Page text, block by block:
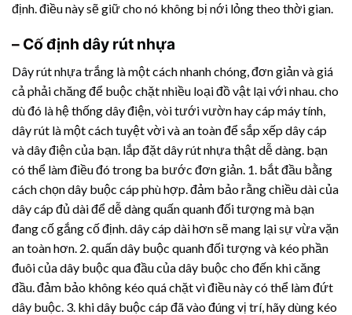
định. điều này sẽ giữ cho nó không bị nới lỏng theo thời gian.
– Cố định dây rút nhựa
Dây rút nhựatrắng là một cách nhanh chóng, đơn giản và giá
cả phải chăng để buộc chặt nhiều loại đồ vật lại với nhau. cho
dù đó là hệ thống dây điện, vòi tưới vườn hay cáp máy tính,
dây rút là một cách tuyệt vời và an toàn để sắp xếp dây cáp
và dây điện của bạn. lắp đặtdây rút nhựathật dễ dàng. bạn
có thể làm điều đó trong ba bước đơn giản. 1. bắt đầu bằng
cách chọn dây buộc cáp phù hợp. đảm bảo rằng chiều dài của
dây cáp đủ dài để dễ dàng quấn quanh đối tượng mà bạn
đang cố gắng cố định. dây cáp dài hơn sẽ mang lại sự vừa vặn
an toàn hơn. 2. quấn dây buộc quanh đối tượng và kéo phần
đuôi của dây buộc qua đầu của dây buộc cho đến khi căng
đầu. đảm bảo không kéo quá chặt vì điều này có thể làm đứt
dây buộc. 3. khi dây buộc cáp đã vào đúng vị trí, hãy dùng kéo